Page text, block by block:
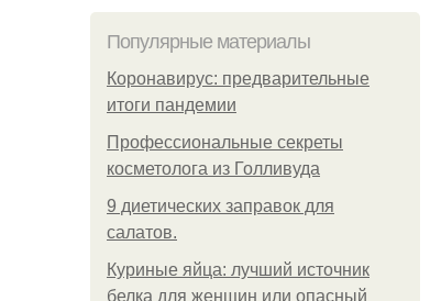
Популярные материалы
Коронавирус: предварительные
итоги пандемии
Профессиональные секреты
косметолога из Голливуда
9 диетических заправок для
салатов.
Куриные яйца: лучший источник
белка для женщин или опасный